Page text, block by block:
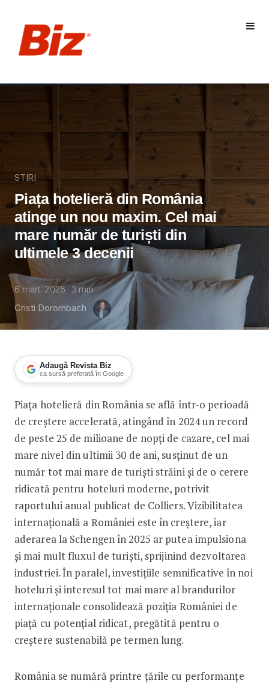
STIRI
Piața hotelieră din România
atinge un nou maxim. Cel mai
mare număr de turiști din
ultimele 3 decenii
6 mart. 2025 3 min
Cristi Dorombach
Adaugă Revista Biz
ca sursă preferată în Google
Piața hotelieră din România atinge
Piața hotelieră din România se află într-o perioadă
de creștere accelerată, atingând în 2024 un record
de peste 25 de milioane de nopți de cazare, cel mai
mare nivel din ultimii 30 de ani, susținut de un
număr tot mai mare de turiști străini și de o cerere
ridicată pentru hoteluri moderne, potrivit
raportului anual publicat de Colliers. Vizibilitatea
internațională a României este în creștere, iar
aderarea la Schengen în 2025 ar putea impulsiona
și mai mult fluxul de turiști, sprijinind dezvoltarea
industriei. În paralel, investițiile semnificative în noi
hoteluri și interesul tot mai mare al brandurilor
internaționale consolidează poziția României de
piață cu potențial ridicat, pregătită pentru o
creștere sustenabilă pe termen lung.
România se numără printre țările cu performanțe